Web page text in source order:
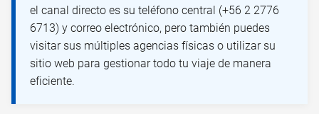
el canal directo es su teléfono central (+56 2 2776
6713) y correo electrónico, pero también puedes
visitar sus múltiples agencias físicas o utilizar su
sitio web para gestionar todo tu viaje de manera
eficiente.